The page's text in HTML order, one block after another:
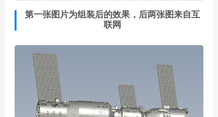
第一张图片为组装后的效果，后两张图来自互
联网